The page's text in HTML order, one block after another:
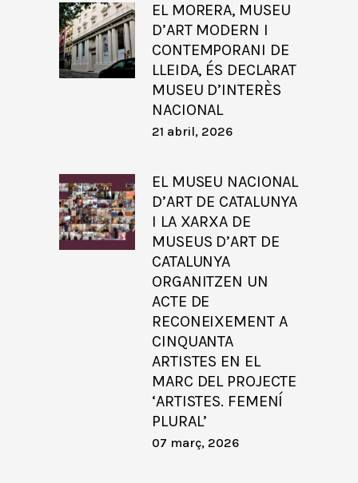
EL MORERA, MUSEU
D’ART MODERN I
CONTEMPORANI DE
LLEIDA, ÉS DECLARAT
MUSEU D’INTERÈS
NACIONAL
21 abril, 2026
EL MUSEU NACIONAL
D’ART DE CATALUNYA
I LA XARXA DE
MUSEUS D’ART DE
CATALUNYA
ORGANITZEN UN
ACTE DE
RECONEIXEMENT A
CINQUANTA
ARTISTES EN EL
MARC DEL PROJECTE
‘ARTISTES. FEMENÍ
PLURAL’
07 març, 2026